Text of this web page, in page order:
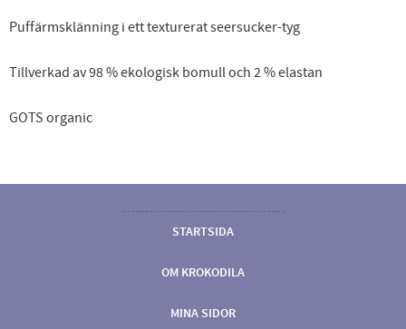
Puffärmsklänning i ett texturerat seersucker-tyg
Tillverkad av 98 % ekologisk bomull och 2 % elastan
GOTS organic
STARTSIDA
OM KROKODILA
MINA SIDOR